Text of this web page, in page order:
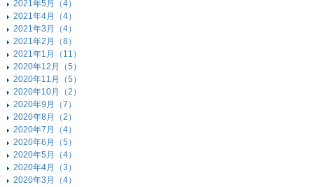
2021年5月（4）
2021年4月（4）
2021年3月（4）
2021年2月（8）
2021年1月（11）
2020年12月（5）
2020年11月（5）
2020年10月（2）
2020年9月（7）
2020年8月（2）
2020年7月（4）
2020年6月（5）
2020年5月（4）
2020年4月（3）
2020年3月（4）